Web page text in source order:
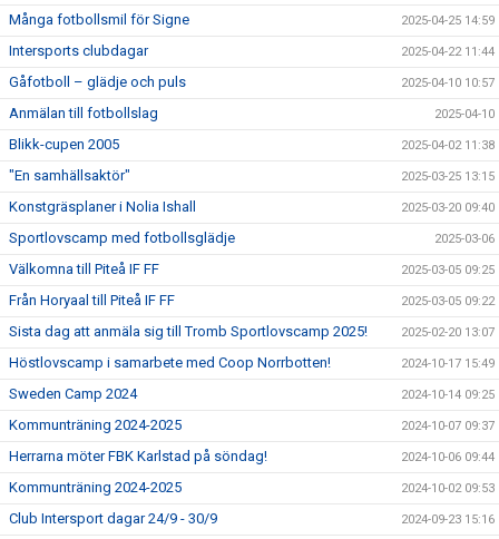
Många fotbollsmil för Signe 2025-04-25 14:59
Intersports clubdagar 2025-04-22 11:44
Gåfotboll – glädje och puls 2025-04-10 10:57
Anmälan till fotbollslag 2025-04-10
Blikk-cupen 2005 2025-04-02 11:38
"En samhällsaktör" 2025-03-25 13:15
Konstgräsplaner i Nolia Ishall 2025-03-20 09:40
Sportlovscamp med fotbollsglädje 2025-03-06
Välkomna till Piteå IF FF 2025-03-05 09:25
Från Horyaal till Piteå IF FF 2025-03-05 09:22
Sista dag att anmäla sig till Tromb Sportlovscamp 2025! 2025-02-20 13:07
Höstlovscamp i samarbete med Coop Norrbotten! 2024-10-17 15:49
Sweden Camp 2024 2024-10-14 09:25
Kommunträning 2024-2025 2024-10-07 09:37
Herrarna möter FBK Karlstad på söndag! 2024-10-06 09:44
Kommunträning 2024-2025 2024-10-02 09:53
Club Intersport dagar 24/9 - 30/9 2024-09-23 15:16